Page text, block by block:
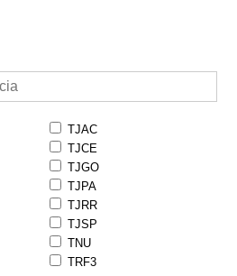
TJAC
TJCE
TJGO
TJPA
TJRR
TJSP
TNU
TRF3